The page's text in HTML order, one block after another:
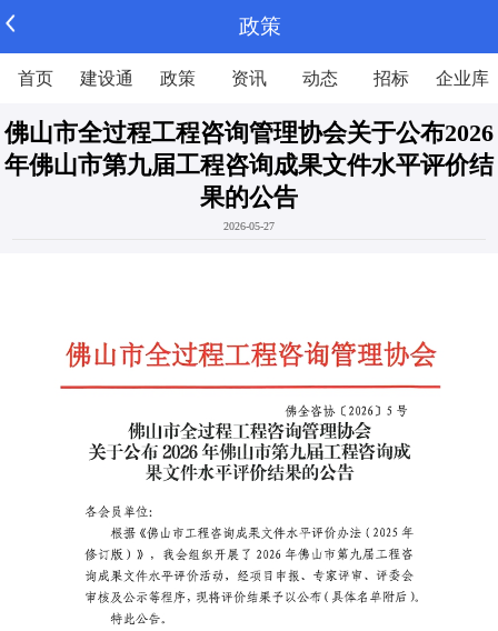
政策
首页 建设通 政策 资讯 动态 招标 企业库
佛山市全过程工程咨询管理协会关于公布2026
年佛山市第九届工程咨询成果文件水平评价结
果的公告
2026-05-27